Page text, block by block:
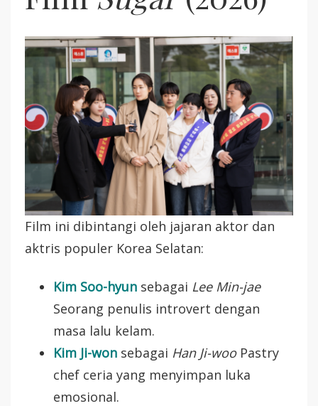
Film ini dibintangi oleh jajaran aktor dan
aktris populer Korea Selatan:
Kim Soo-hyun sebagai Lee Min-jae
Seorang penulis introvert dengan
masa lalu kelam.
Kim Ji-won sebagai Han Ji-wooPastry
chef ceria yang menyimpan luka
emosional.